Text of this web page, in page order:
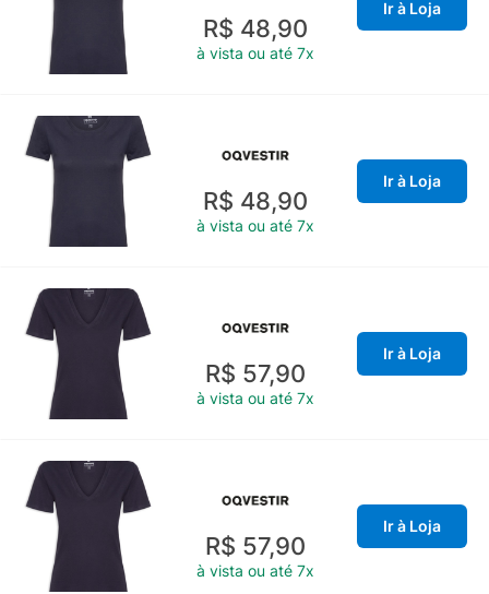
R$ 48,90
à vista ou até 7x
Ir à Loja
R$ 48,90
à vista ou até 7x
Ir à Loja
R$ 57,90
à vista ou até 7x
Ir à Loja
R$ 57,90
à vista ou até 7x
Ir à Loja